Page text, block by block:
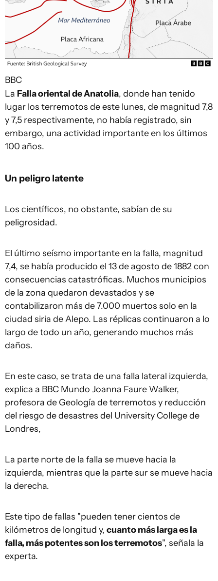
BBC
La Fallaorientalde Anatolia, donde han tenido
lugar los terremotos de este lunes, de magnitud 7,8
y 7,5 respectivamente, no había registrado, sin
embargo, una actividad importante en los últimos
100 años.
Un peligro latente
Los científicos, no obstante, sabían de su
peligrosidad.
El último seísmo importante en la falla, magnitud
7,4, se había producido el 13 de agosto de 1882 con
consecuencias catastróficas. Muchos municipios
de la zona quedaron devastados y se
contabilizaron más de 7.000 muertos solo en la
ciudad siria de Alepo. Las réplicas continuaron a lo
largo de todo un año, generando muchos más
daños.
En este caso, se trata de una falla lateral izquierda,
explica a BBC Mundo Joanna Faure Walker,
profesora de Geología de terremotos y reducción
del riesgo de desastres del University College de
Londres,
La parte norte de la falla se mueve hacia la
izquierda, mientras que la parte sur se mueve hacia
la derecha.
Este tipo de fallas "pueden tener cientos de
kilómetros de longitud y, cuanto más larga es la
falla, más potentes son los terremotos", señala la
experta.